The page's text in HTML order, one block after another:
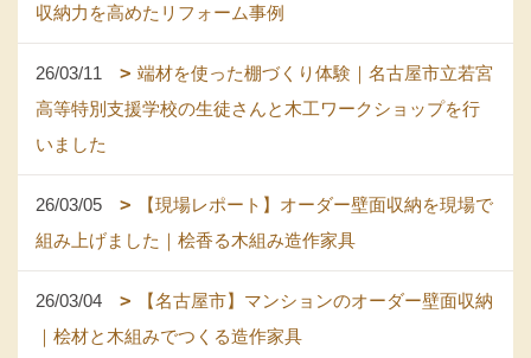
収納力を高めたリフォーム事例
26/03/11
端材を使った棚づくり体験｜名古屋市立若宮
高等特別支援学校の生徒さんと木工ワークショップを行
いました
26/03/05
【現場レポート】オーダー壁面収納を現場で
組み上げました｜桧香る木組み造作家具
26/03/04
【名古屋市】マンションのオーダー壁面収納
｜桧材と木組みでつくる造作家具